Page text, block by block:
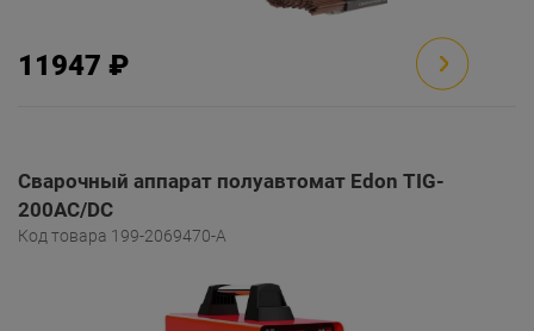
11947 ₽
Сварочный аппарат полуавтомат Edon TIG-
200AC/DC
Код товара 199-2069470-A